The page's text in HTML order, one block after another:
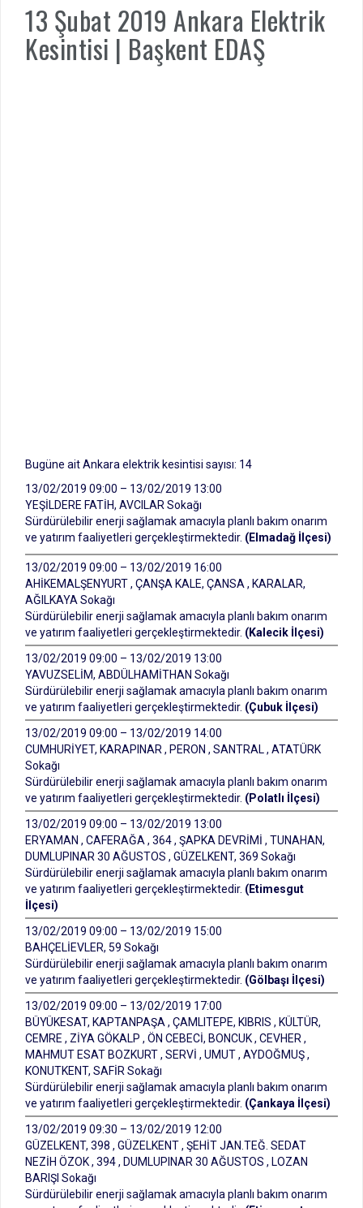
13 Şubat 2019 Ankara Elektrik
Kesintisi | Başkent EDAŞ
Bugüne ait Ankara elektrik kesintisi sayısı: 14
13/02/2019 09:00 – 13/02/2019 13:00
YEŞİLDERE FATİH, AVCILAR Sokağı
Sürdürülebilir enerji sağlamak amacıyla planlı bakım onarım
ve yatırım faaliyetleri gerçekleştirmektedir. (Elmadağ İlçesi)
13/02/2019 09:00 – 13/02/2019 16:00
AHİKEMALŞENYURT , ÇANŞA KALE, ÇANSA , KARALAR,
AĞILKAYA Sokağı
Sürdürülebilir enerji sağlamak amacıyla planlı bakım onarım
ve yatırım faaliyetleri gerçekleştirmektedir. (Kalecik İlçesi)
13/02/2019 09:00 – 13/02/2019 13:00
YAVUZSELİM, ABDÜLHAMİTHAN Sokağı
Sürdürülebilir enerji sağlamak amacıyla planlı bakım onarım
ve yatırım faaliyetleri gerçekleştirmektedir. (Çubuk İlçesi)
13/02/2019 09:00 – 13/02/2019 14:00
CUMHURİYET, KARAPINAR , PERON , SANTRAL , ATATÜRK
Sokağı
Sürdürülebilir enerji sağlamak amacıyla planlı bakım onarım
ve yatırım faaliyetleri gerçekleştirmektedir. (Polatlı İlçesi)
13/02/2019 09:00 – 13/02/2019 13:00
ERYAMAN , CAFERAĞA , 364 , ŞAPKA DEVRİMİ , TUNAHAN,
DUMLUPINAR 30 AĞUSTOS , GÜZELKENT, 369 Sokağı
Sürdürülebilir enerji sağlamak amacıyla planlı bakım onarım
ve yatırım faaliyetleri gerçekleştirmektedir. (Etimesgut
İlçesi)
13/02/2019 09:00 – 13/02/2019 15:00
BAHÇELİEVLER, 59 Sokağı
Sürdürülebilir enerji sağlamak amacıyla planlı bakım onarım
ve yatırım faaliyetleri gerçekleştirmektedir. (Gölbaşı İlçesi)
13/02/2019 09:00 – 13/02/2019 17:00
BÜYÜKESAT, KAPTANPAŞA , ÇAMLITEPE, KIBRIS , KÜLTÜR,
CEMRE , ZİYA GÖKALP , ÖN CEBECİ, BONCUK , CEVHER ,
MAHMUT ESAT BOZKURT , SERVİ , UMUT , AYDOĞMUŞ ,
KONUTKENT, SAFİR Sokağı
Sürdürülebilir enerji sağlamak amacıyla planlı bakım onarım
ve yatırım faaliyetleri gerçekleştirmektedir. (Çankaya İlçesi)
13/02/2019 09:30 – 13/02/2019 12:00
GÜZELKENT, 398 , GÜZELKENT , ŞEHİT JAN.TEĞ. SEDAT
NEZİH ÖZOK , 394 , DUMLUPINAR 30 AĞUSTOS , LOZAN
BARIŞI Sokağı
Sürdürülebilir enerji sağlamak amacıyla planlı bakım onarım